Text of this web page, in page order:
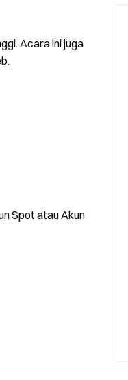
Acara ini juga
Spot atau Akun